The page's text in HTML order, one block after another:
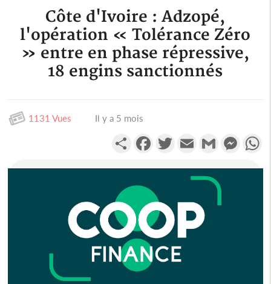
Côte d'Ivoire : Adzopé,
l'opération « Tolérance Zéro
» entre en phase répressive,
18 engins sanctionnés
1131 Vues Il y a 5 mois
PartagerFacebookTwitterEmail Gmail